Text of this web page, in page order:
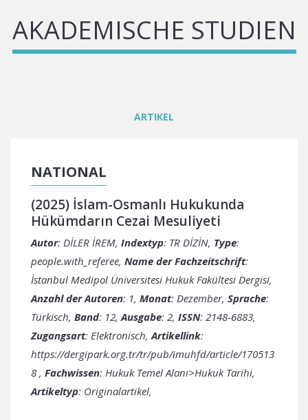
AKADEMISCHE STUDIEN
ARTIKEL
NATIONAL
(2025) İslam-Osmanlı Hukukunda
Hükümdarın Cezai Mesuliyeti
Autor: DİLER İREM, Indextyp: TR DİZİN, Type:
people.with_referee, Name der Fachzeitschrift:
İstanbul Medipol Üniversitesi Hukuk Fakültesi Dergisi,
Anzahl der Autoren: 1, Monat: Dezember, Sprache:
Türkisch, Band: 12, Ausgabe: 2, ISSN: 2148-6883,
Zugangsart: Elektronisch, Artikellink:
https://dergipark.org.tr/tr/pub/imuhfd/article/170513
8 , Fachwissen: Hukuk Temel Alanı>Hukuk Tarihi,
Artikeltyp: Originalartikel,